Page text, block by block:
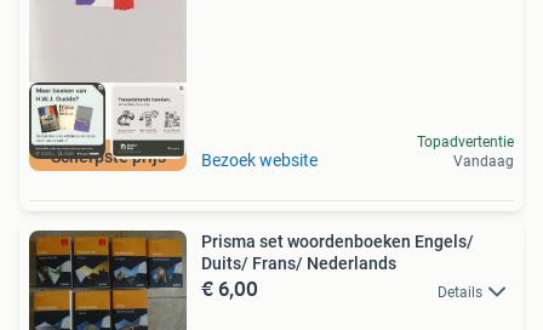
Scherpste prijs Bezoek website
Topadvertentie
Vandaag
Prisma set woordenboeken Engels/
Duits/ Frans/ Nederlands
€ 6,00 Details